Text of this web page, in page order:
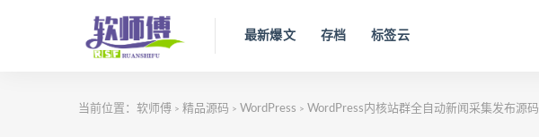
最新爆文 存档 标签云
当前位置： 软师傅 > 精品源码 > WordPress > WordPress内核站群全自动新闻采集发布源码